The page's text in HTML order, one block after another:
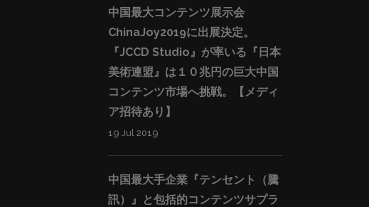
中国最大コンテンツ展示会
ChinaJoy2019に出展決定。
『JCCD Studio』が率いる『日本
美術連盟』は１０兆円の巨大中国
コンテンツ市場へ挑戦。【メディ
ア招待あり】
19 Jul 2019
中国最大手企業『テンセント（騰
訊）』と包括的コンテンツサプラ